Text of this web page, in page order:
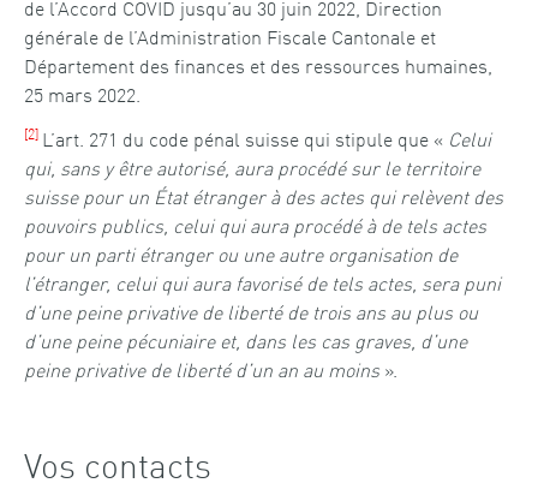
Vos contacts
de l’Accord COVID jusqu’au 30 juin 2022, Direction
générale de l’Administration Fiscale Cantonale et
Département des finances et des ressources humaines,
25 mars 2022.
[2] L’art. 271 du code pénal suisse qui stipule que « Celui
qui, sans y être autorisé, aura procédé sur le territoire
suisse pour un État étranger à des actes qui relèvent des
pouvoirs publics, celui qui aura procédé à de tels actes
pour un parti étranger ou une autre organisation de
l’étranger, celui qui aura favorisé de tels actes, sera puni
d’une peine privative de liberté de trois ans au plus ou
d’une peine pécuniaire et, dans les cas graves, d’une
peine privative de liberté d’un an au moins ».